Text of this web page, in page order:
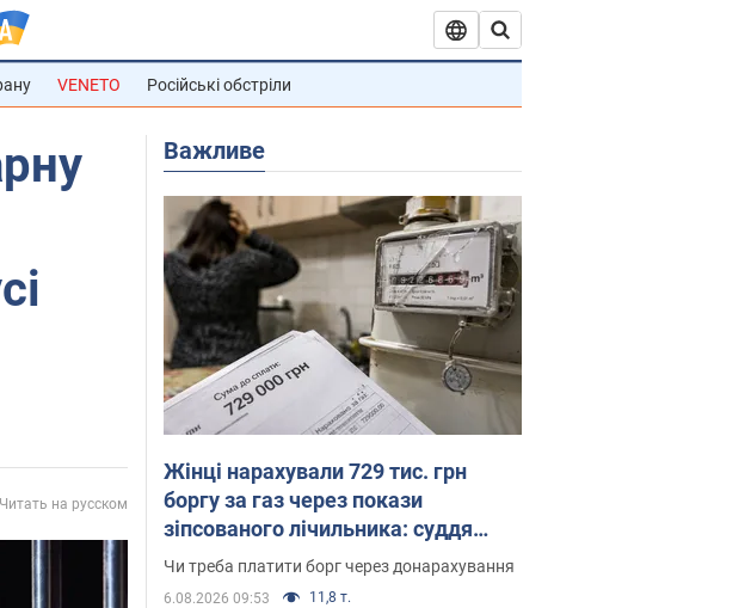
VENETO Російські обстріли
Читать на русском
Важливе
Жінці нарахували 729 тис. грн
боргу за газ через покази
зіпсованого лічильника: суддя
ухвалив неочікуване рішення
Чи треба платити борг через донарахування
6.08.2026 09:53 11,8 т.